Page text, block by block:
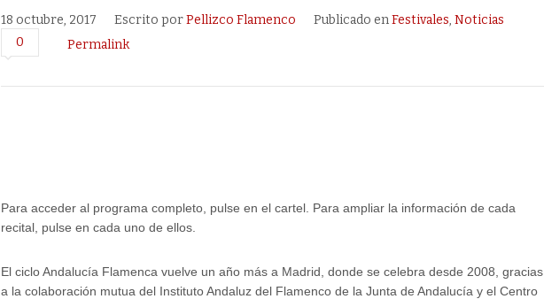
18 octubre, 2017 Escrito porPellizco Flamenco Publicado enFestivales,Noticias
0
Permalink
Para acceder al programa completo, pulse en el cartel. Para ampliar la información de cada
recital, pulse en cada uno de ellos.
El ciclo Andalucía Flamenca vuelve un año más a Madrid, donde se celebra desde 2008, gracias
a la colaboración mutua del Instituto Andaluz del Flamenco de la Junta de Andalucía y el Centro